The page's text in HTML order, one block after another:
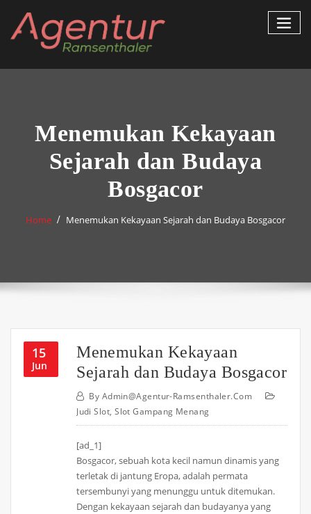
content
Menemukan Kekayaan
Sejarah dan Budaya
Bosgacor
Home Menemukan Kekayaan Sejarah dan Budaya Bosgacor
15
Jun
Menemukan Kekayaan
Sejarah dan Budaya Bosgacor
By Admin@agentur-Ramsenthaler.com
Judi Slot,Slot Gampang Menang
[ad_1]
Bosgacor, sebuah kota kecil namun dinamis yang
terletak di jantung Eropa, adalah permata
tersembunyi yang menunggu untuk ditemukan.
Dengan kekayaan sejarah dan budayanya yang